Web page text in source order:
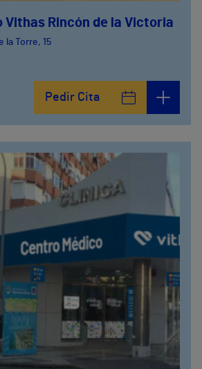
Vithas Rincón de la Victoria
la Torre, 15
Pedir Cita